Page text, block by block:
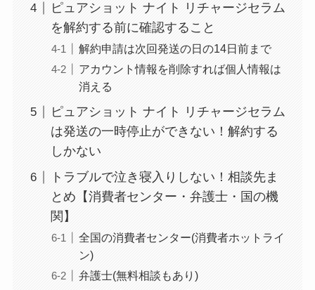
電話以外に手続きす
る方法ある？
ニューZの解約まと
い時の裏ワザ
解約できない？バロ
する方法を完全攻略
ピュアショット ナイト リチャージセラム
を解約する前に確認すること
解約申請は次回発送の日の14日前まで
アカウント情報を削除すれば個人情報は
消える
ピュアショット ナイト リチャージセラム
は発送の一時停止ができない！解約する
しかない
トラブルで泣き寝入りしない！相談先ま
とめ【消費者センター・弁護士・国の機
関】
全国の消費者センター(消費者ホットライ
ン)
弁護士(無料相談もあり)